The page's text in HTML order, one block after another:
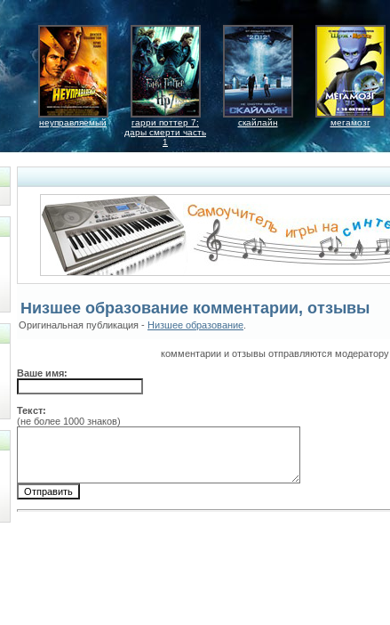
неуправляемый
гарри поттер 7:
дары смерти часть
1
скайлайн мегамозг
Низшее образование комментарии, отзывы
Оригинальная публикация - Низшее образование
комментарии и отзывы отправляются модератору
Ваше имя:
Текст:
(не более 1000 знаков)